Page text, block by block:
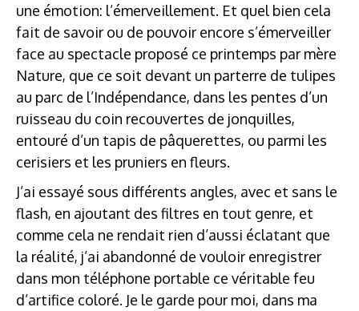
une émotion: l’émerveillement. Et quel bien cela
fait de savoir ou de pouvoir encore s’émerveiller
face au spectacle proposé ce printemps par mère
Nature, que ce soit devant un parterre de tulipes
au parc de l’Indépendance, dans les pentes d’un
ruisseau du coin recouvertes de jonquilles,
entouré d’un tapis de pâquerettes, ou parmi les
cerisiers et les pruniers en fleurs.
J’ai essayé sous différents angles, avec et sans le
flash, en ajoutant des filtres en tout genre, et
comme cela ne rendait rien d’aussi éclatant que
la réalité, j’ai abandonné de vouloir enregistrer
dans mon téléphone portable ce véritable feu
d’artifice coloré. Je le garde pour moi, dans ma